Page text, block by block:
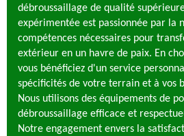
débroussaillage de qualité
expérimentée est passionnée par la
compétences nécessaires pour
extérieur en un havre de paix. En
vous bénéficiez d'un service
spécificités de votre terrain et à vos
Nous utilisons des équipements de
débroussaillage efficace et
Notre engagement envers la